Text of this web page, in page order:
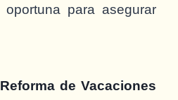
para asegurar
de Vacaciones